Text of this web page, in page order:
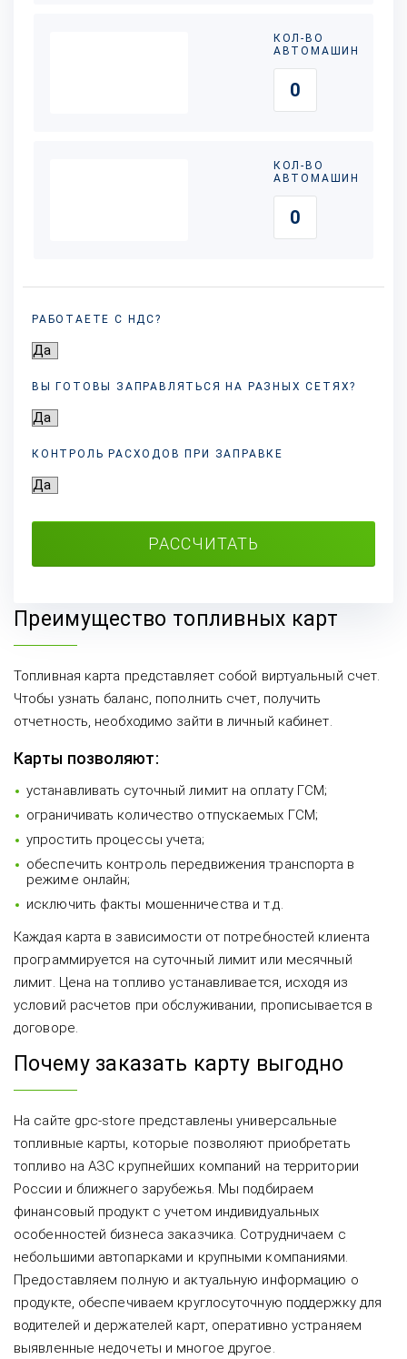
КОЛ-ВО
АВТОМАШИН
КОЛ-ВО
АВТОМАШИН
РАБОТАЕТЕ С НДС?
ВЫ ГОТОВЫ ЗАПРАВЛЯТЬСЯ НА РАЗНЫХСЕТЯХ?
КОНТРОЛЬ РАСХОДОВ ПРИ ЗАПРАВКЕ
РАССЧИТАТЬ
Преимущество топливных карт
Топливная карта представляет собой виртуальный счет.
Чтобы узнать баланс, пополнить счет, получить
отчетность, необходимо зайти в личный кабинет.
Карты позволяют:
устанавливать суточный лимит на оплату ГСМ;
ограничивать количество отпускаемых ГСМ;
упростить процессы учета;
обеспечить контроль передвижения транспорта в
режиме онлайн;
исключить факты мошенничества и т.д.
Каждая карта в зависимости от потребностей клиента
программируется на суточный лимит или месячный
лимит. Цена на топливо устанавливается, исходя из
условий расчетов при обслуживании, прописывается в
договоре.
Почему заказать карту выгодно
На сайте gpc-store представлены универсальные
топливные карты, которые позволяют приобретать
топливо на АЗС крупнейших компаний на территории
России и ближнего зарубежья. Мы подбираем
финансовый продукт с учетом индивидуальных
особенностей бизнеса заказчика. Сотрудничаем с
небольшими автопарками и крупными компаниями.
Предоставляем полную и актуальную информацию о
продукте, обеспечиваем круглосуточную поддержку для
водителей и держателей карт, оперативно устраняем
выявленные недочеты и многое другое.